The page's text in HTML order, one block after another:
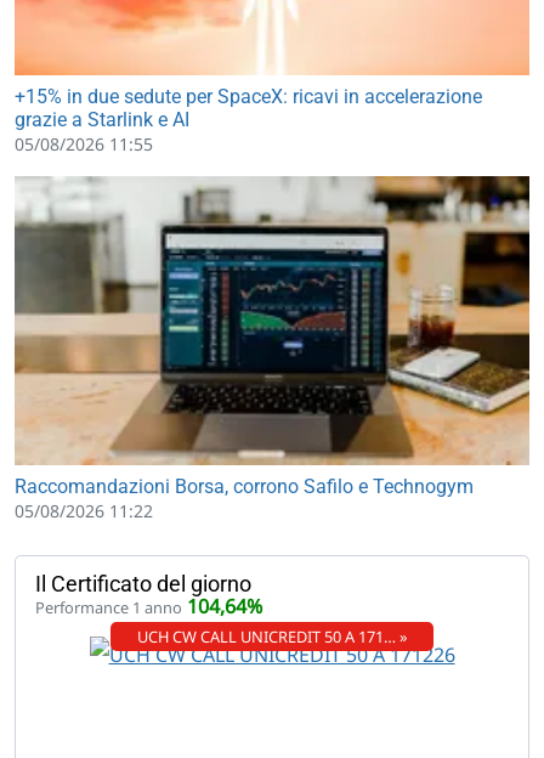
+15% in due sedute per SpaceX: ricavi in accelerazione
grazie a Starlink e AI
05/08/2026 11:55
Raccomandazioni Borsa, corrono Safilo e Technogym
05/08/2026 11:22
Il Certificato del giorno
Performance 1 anno 104,64%
UCH CW CALL UNICREDIT 50 A 171… »